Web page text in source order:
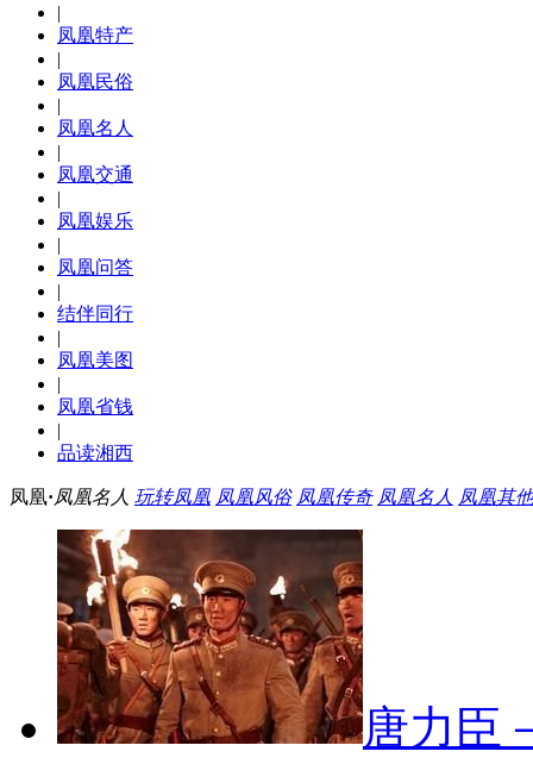
|
凤凰特产
|
凤凰民俗
|
凤凰名人
|
凤凰交通
|
凤凰娱乐
|
凤凰问答
|
结伴同行
|
凤凰美图
|
凤凰省钱
|
品读湘西
凤凰·凤凰名人 玩转凤凰 凤凰风俗 凤凰传奇 凤凰名人 凤凰其他
唐力臣